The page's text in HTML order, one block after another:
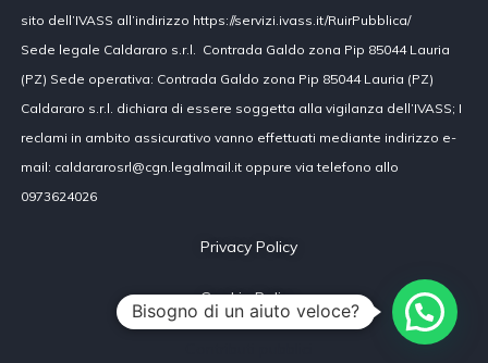
sito dell’IVASS all’indirizzo https://servizi.ivass.it/RuirPubblica/
Sede legale Caldararo s.r.l. Contrada Galdo zona Pip 85044 Lauria
(PZ) Sede operativa: Contrada Galdo zona Pip 85044 Lauria (PZ)
Caldararo s.r.l. dichiara di essere soggetta alla vigilanza dell’IVASS; I
reclami in ambito assicurativo vanno effettuati mediante indirizzo e-
mail: caldararosrl@cgn.legalmail.it oppure via telefono allo
0973624026
Privacy Policy
Cookie Policy
Bisogno di un aiuto veloce?